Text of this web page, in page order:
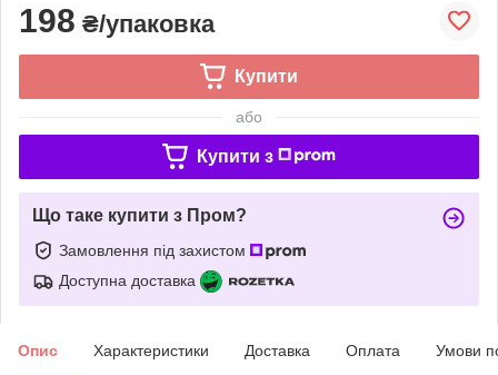
198 ₴/упаковка
Купити
або
Купити з
Що таке купити з Пром?
Замовлення під захистом
Доступна доставка
Опис Характеристики Доставка Оплата Умови